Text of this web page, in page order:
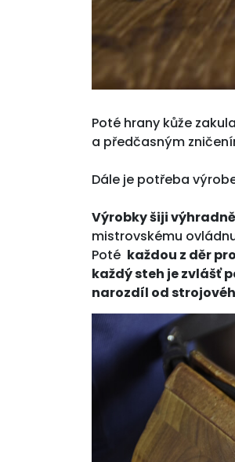
Poté hrany kůže
a předčasným
Dále je potřeba
Výrobky šiji
mistrovskému
Poté každou z děr
každý steh je zvlášť
narozdíl od